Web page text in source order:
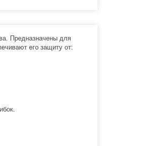
Предназначены для
его защиту от: